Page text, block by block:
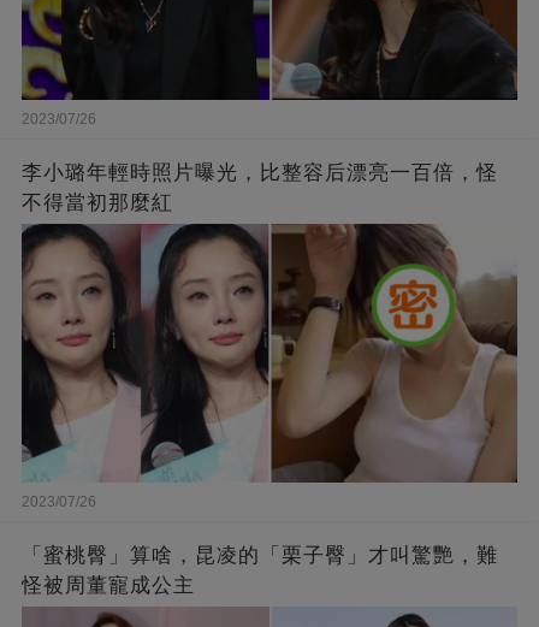
2023/07/26
李小璐年輕時照片曝光，比整容后漂亮一百倍，怪
不得當初那麼紅
2023/07/26
「蜜桃臀」算啥，昆凌的「栗子臀」才叫驚艷，難
怪被周董寵成公主